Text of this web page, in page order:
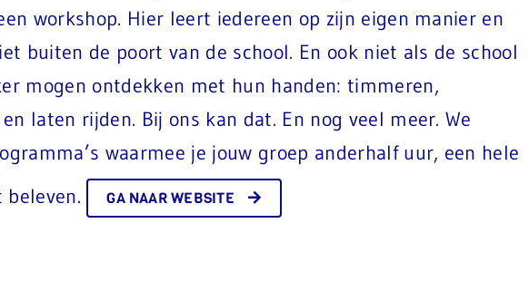
workshop. Hier leert iedereen op zijn eigen manier en
buiten de poort van de school. En ook niet als de school
mogen ontdekken met hun handen: timmeren,
laten rijden. Bij ons kan dat. En nog veel meer. We
waarmee je jouw groep anderhalf uur, een hele
GA NAAR WEBSITE